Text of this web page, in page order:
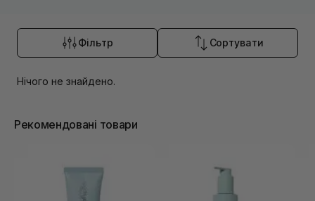
Фільтр Сортувати
Нічого не знайдено.
Рекомендовані товари